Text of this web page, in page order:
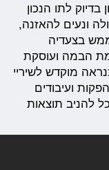
לתו הנכון
ונעים להאזנה,
בצעדיה
הבמה ועוסקת
מוקדש לשיריי
ועיבודים
להניב תוצאות